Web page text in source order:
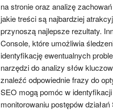
na stronie oraz analizę
jakie treści są najbardziej
przynoszą najlepsze rezultaty.
Console, które umożliwia
identyfikację ewentualnych
narzędzi do analizy słów
znaleźć odpowiednie frazy do
SEO mogą pomóc w
monitorowaniu postępów działań